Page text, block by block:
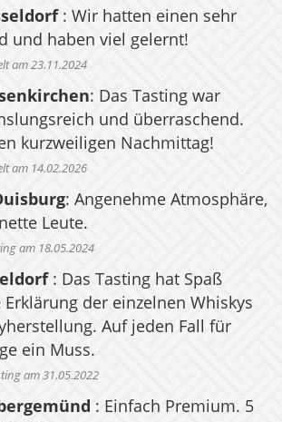
: Wir hatten einen sehr
und haben viel gelernt!
am 23.11.2024
: Das Tasting war
und überraschend.
kurzweiligen Nachmittag!
am 14.02.2026
: Angenehme Atmosphäre,
Leute.
am 18.05.2024
: Das Tasting hat Spaß
Erklärung der einzelnen Whiskys
Auf jeden Fall für
ein Muss.
am 31.05.2022
: Einfach Premium. 5